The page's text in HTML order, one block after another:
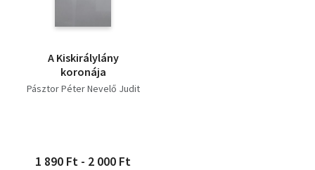
A Kiskirálylány
koronája
Pásztor Péter Nevelő Judit
1 890 Ft - 2 000 Ft